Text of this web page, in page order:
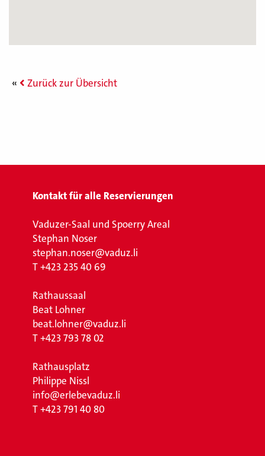
Zurück zur Übersicht
Kontakt für alle Reservierungen
Vaduzer-Saal und Spoerry Areal
Stephan Noser
stephan.noser@vaduz.li
T+423 235 40 69
Rathaussaal
Beat Lohner
beat.lohner@vaduz.li
T+423 793 78 02
Rathausplatz
Philippe Nissl
info@erlebevaduz.li
T+423 791 40 80